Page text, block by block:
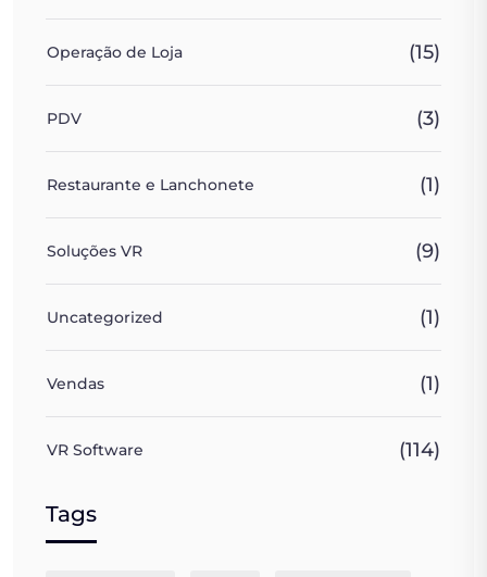
Operação de Loja (15)
PDV (3)
Restaurante e Lanchonete (1)
Soluções VR (9)
Uncategorized (1)
Vendas (1)
VR Software (114)
Tags